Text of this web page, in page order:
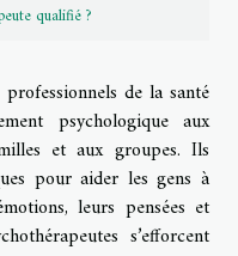
qualifié ?
de la santé
psychologique aux
et aux groupes. Ils
pour aider les gens à
leurs pensées et
s’efforcent